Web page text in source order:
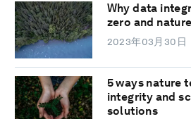
Why data
zero and
2023年03月30日
5 ways nature
integrity and
solutions